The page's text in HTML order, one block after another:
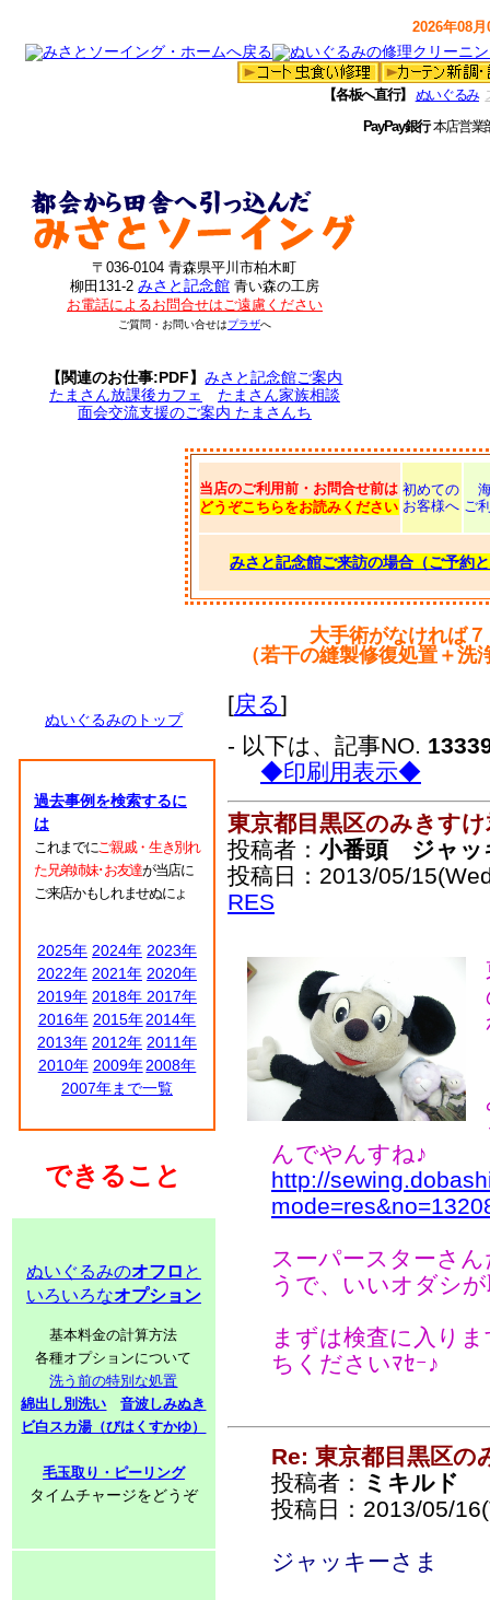
2026年08
【各板へ直行】 ぬいぐるみ
PayPay銀行本店営
〒036-0104 青森県平川市柏木町
柳田131-2 みさと記念館 青い森の工房
お電話によるお問合せはご遠慮ください
ご質問・お問い合せはプラザへ
【関連のお仕事:PDF】みさと記念館ご案内
たまさん放課後カフェ
たまさん家族相談
面会交流支援のご案内 たまさんち
当店のご利用前・お問合せ前は
どうぞこちらをお読みください
初めての
お客様へ ご
みさと記念館ご来訪の場合（ご予約
大手術がなければ
（若干の縫製修復処置＋
ぬいぐるみのトップ
過去事例を検索するに
は
これまでにご親戚・生き別れ
た兄弟姉妹･お友達が当店に
ご来店かもしれませぬにょ
2025年 2024年 2023年
2022年 2021年 2020年
2019年 2018年 2017年
2016年 2015年 2014年
2013年 2012年 2011年
2010年 2009年 2008年
2007年まで一覧
できること
ぬいぐるみのオフロ と
いろいろなオプション
基本料金の計算方法
各種オプションについて
洗う前の特別な処置
綿出し別洗い
音波しみぬき
ビ白スカ湯（びはくすかゆ）
毛玉取り・ピーリング
タイムチャージをどうぞ
[戻る]
- 以下は、記事NO.
◆印刷用表示◆
東京都目黒区のみきすけ
投稿者： 小番頭 ジャッ
投稿日：2013/05/
RES
んでやんすね♪
http://
スーパースターさ
うで、いいオダシ
まずは検査に入り
ちくださいﾏｾｰ♪
Re: 東京都目黒区の
投稿者：
ミキルド
投稿日：2013/05/
ジャッキーさま